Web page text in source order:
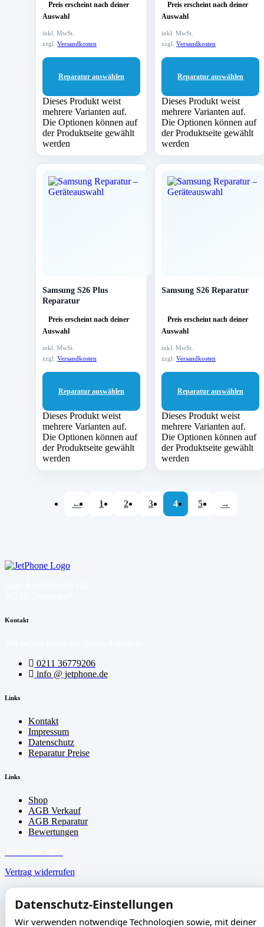
Preis erscheint nach deiner
Auswahl
inkl. MwSt.
zzgl. Versandkosten
Reparatur auswählen
Dieses Produkt weist
mehrere Varianten auf.
Die Optionen können auf
der Produktseite gewählt
werden
Preis erscheint nach deiner
Auswahl
inkl. MwSt.
zzgl. Versandkosten
Reparatur auswählen
Dieses Produkt weist
mehrere Varianten auf.
Die Optionen können auf
der Produktseite gewählt
werden
Samsung S26 Plus
Reparatur
Preis erscheint nach deiner
Auswahl
inkl. MwSt.
zzgl. Versandkosten
Reparatur auswählen
Dieses Produkt weist
mehrere Varianten auf.
Die Optionen können auf
der Produktseite gewählt
werden
Samsung S26 Reparatur
Preis erscheint nach deiner
Auswahl
inkl. MwSt.
zzgl. Versandkosten
Reparatur auswählen
Dieses Produkt weist
mehrere Varianten auf.
Die Optionen können auf
der Produktseite gewählt
werden
← 1 2 3 4 5 →
Kontakt
0211 36779206
info @ jetphone.de
Links
Kontakt
Impressum
Datenschutz
Reparatur Preise
Links
Shop
AGB Verkauf
AGB Reparatur
Bewertungen
Vertrag widerrufen
Datenschutz-Einstellungen
Wir verwenden notwendige Technologien sowie, mit deiner